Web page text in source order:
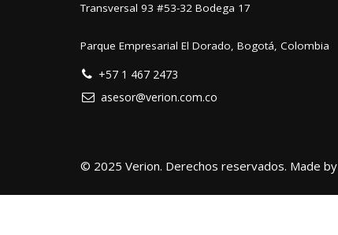
Transversal 93 #53-32 Bodega 17
Parque Empresarial El Dorado, Bogotá, Colombia
+57 1 467 2473
asesor@verion.com.co
© 2025 Verion. Derechos reservados. Made by